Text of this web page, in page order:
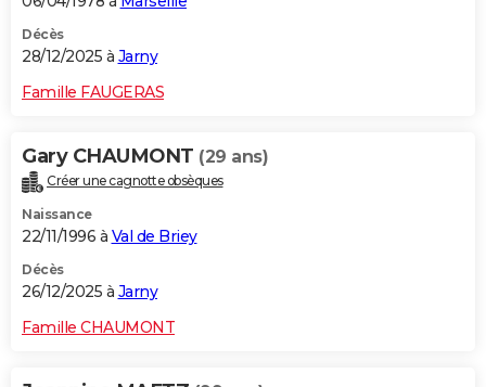
Décès
28/12/2025 à Jarny
Famille FAUGERAS
Gary CHAUMONT (29 ans)
Créer une cagnotte obsèques
Naissance
22/11/1996 à Val de Briey
Décès
26/12/2025 à Jarny
Famille CHAUMONT